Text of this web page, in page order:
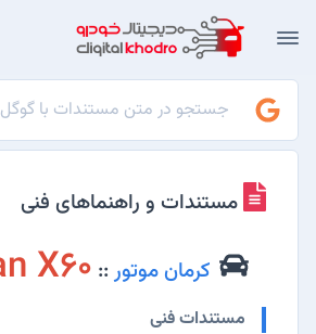
مستندات و راهنماهای فنی
کرمان موتور ::
X60
مستندات فنی